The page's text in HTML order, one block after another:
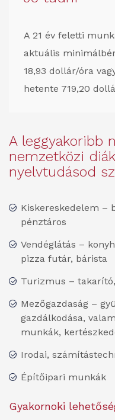
A 21 év feletti
aktuális
18,93 dollár/óra
hetente 719,20
A leggyakoribb
nemzetközi
nyelvtudásod
Kiskereskedelem –
pénztáros
Vendéglátás –
pizza futár, bárista
Turizmus –
Mezőgazdaság –
gazdálkodása,
munkák,
Irodai,
Építőipari munkák
Gyakornoki